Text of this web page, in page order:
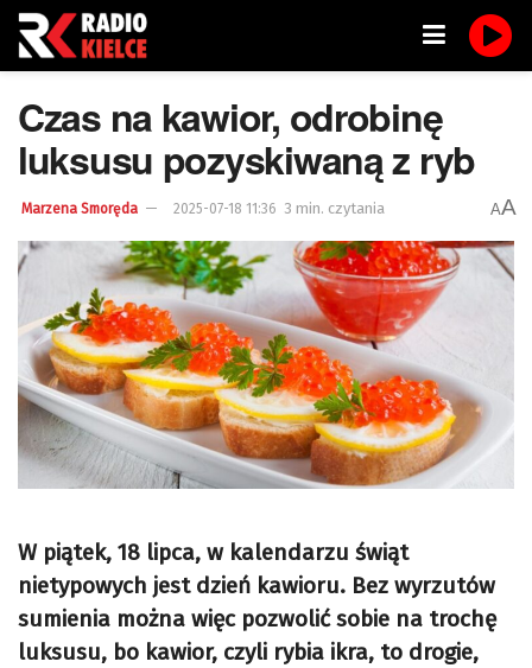
Czas na kawior, odrobinę
luksusu pozyskiwaną z ryb
Marzena Smoręda 2025-07-18 11:36 3 min. czytania AA
W piątek, 18 lipca, w kalendarzu świąt
nietypowych jest dzień kawioru. Bez wyrzutów
sumienia można więc pozwolić sobie na trochę
luksusu, bo kawior, czyli rybia ikra, to drogie,